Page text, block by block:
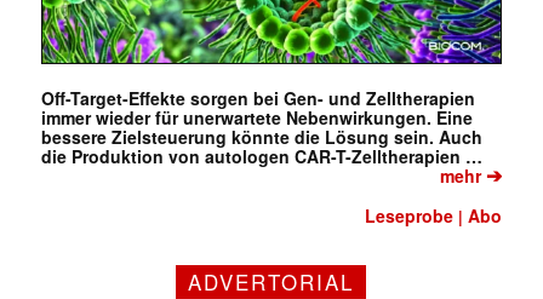
✕
Off-Target-Effekte sorgen bei Gen- und Zelltherapien
immer wieder für unerwartete Nebenwirkungen. Eine
bessere Zielsteuerung könnte die Lösung sein. Auch
die Produktion von autologen CAR-T-Zelltherapien …
mehr➔
Leseprobe |Abo
ADVERTORIAL